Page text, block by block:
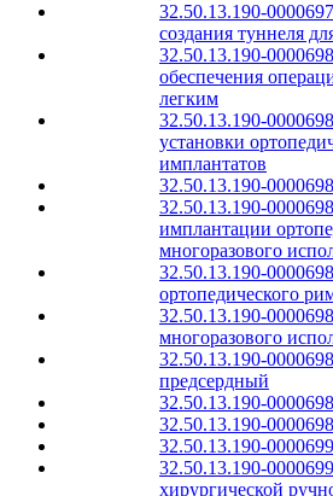
32.50.13.190-
создания туннеля
32.50.13.190-
обеспечения
легким
32.50.13.190-
установки
имплантатов
32.50.13.190-
32.50.13.190-
имплантации
многоразового
32.50.13.190-
ортопедического
32.50.13.190-
многоразового
32.50.13.190-
предсердный
32.50.13.190-
32.50.13.190-
32.50.13.190-
32.50.13.190-
хирургической